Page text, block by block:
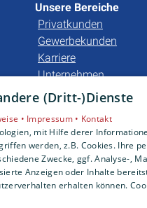
Unsere Bereiche
Privatkunden
Gewerbekunden
Karriere
Unternehmen
(Dritt-)Dienste
• Impressum • Kontakt
mit Hilfe derer
werden, z.B. Cookies. Ihre
Zwecke, ggf. Analyse-,
Anzeigen oder Inhalte
erhalten können.